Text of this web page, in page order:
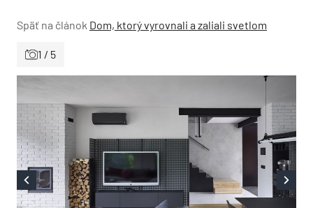
Späť na článok Dom, ktorý vyrovnali a zaliali svetlom
1 / 5